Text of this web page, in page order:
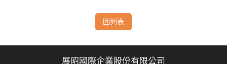
回列表
展昭國際企業股份有限公司